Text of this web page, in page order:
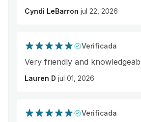
Cyndi LeBarron jul 22, 2026
Verificada
Very friendly and
Lauren D jul 01, 2026
Verificada